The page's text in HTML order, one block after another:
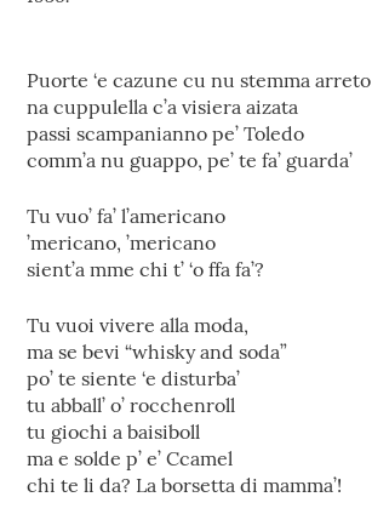
Puorte ‘e cazune cu nu stemma arreto
na cuppulella c’a visiera aizata
passi scampanianno pe’ Toledo
comm’a nu guappo, pe’ te fa’ guarda’
Tu vuo’ fa’ l’americano
’mericano, ’mericano
sient’a mme chi t’ ‘o ffa fa’?
Tu vuoi vivere alla moda,
ma se bevi “whisky and soda”
po’ te siente ‘e disturba’
tu abball’ o’ rocchenroll
tu giochi a baisiboll
ma e solde p’ e’ Ccamel
chi te li da? La borsetta di mamma’!